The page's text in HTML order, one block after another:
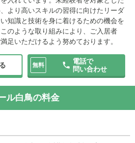
より高いスキルの習得に向けたリーダ
知識と技術を身に着けるための機会を
のような取り組みにより、ご入居者
足いただけるよう努めております。
無料
電話で
問い合わせ
ル白鳥の料金